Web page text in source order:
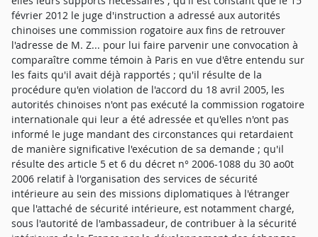
février 2012 le juge d'instruction a adressé aux autorités
chinoises une commission rogatoire aux fins de retrouver
l'adresse de M. Z... pour lui faire parvenir une convocation à
comparaître comme témoin à Paris en vue d'être entendu sur
les faits qu'il avait déjà rapportés ; qu'il résulte de la
procédure qu'en violation de l'accord du 18 avril 2005, les
autorités chinoises n'ont pas exécuté la commission rogatoire
internationale qui leur a été adressée et qu'elles n'ont pas
informé le juge mandant des circonstances qui retardaient
de manière significative l'exécution de sa demande ; qu'il
résulte des article 5 et 6 du décret n° 2006-1088 du 30 ao0t
2006 relatif à l'organisation des services de sécurité
intérieure au sein des missions diplomatiques à l'étranger
que l'attaché de sécurité intérieure, est notamment chargé,
sous l'autorité de l'ambassadeur, de contribuer à la sécurité